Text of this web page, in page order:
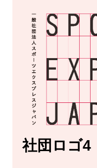
社団ロゴ4